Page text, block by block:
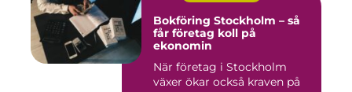
Bokföring Stockholm – så
får företag koll på
ekonomin
När företag i Stockholm
växer ökar också kraven på